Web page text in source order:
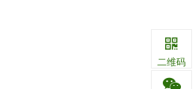
二维码